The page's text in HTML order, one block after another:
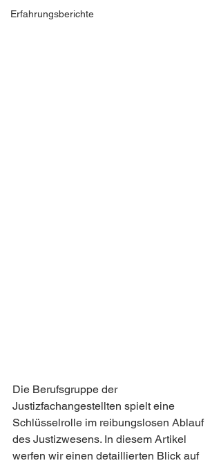
Erfahrungsberichte
Die Berufsgruppe der
Justizfachangestellten spielt eine
Schlüsselrolle im reibungslosen Ablauf
des Justizwesens. In diesem Artikel
werfen wir einen detaillierten Blick auf